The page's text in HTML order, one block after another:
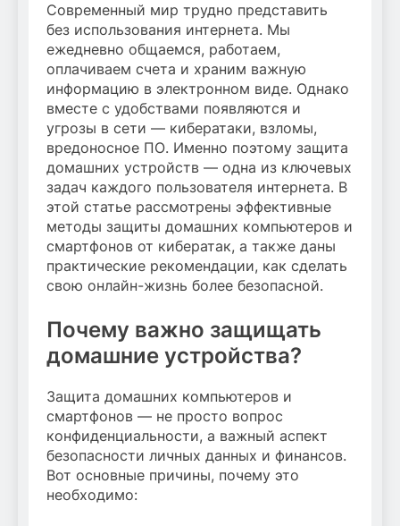
Современный мир трудно представить
без использования интернета. Мы
ежедневно общаемся, работаем,
оплачиваем счета и храним важную
информацию в электронном виде. Однако
вместе с удобствами появляются и
угрозы в сети — кибератаки, взломы,
вредоносное ПО. Именно поэтому защита
домашних устройств — одна из ключевых
задач каждого пользователя интернета. В
этой статье рассмотрены эффективные
методы защиты домашних компьютеров и
смартфонов от кибератак, а также даны
практические рекомендации, как сделать
свою онлайн-жизнь более безопасной.
Почему важно защищать
домашние устройства?
Защита домашних компьютеров и
смартфонов — не просто вопрос
конфиденциальности, а важный аспект
безопасности личных данных и финансов.
Вот основные причины, почему это
необходимо: